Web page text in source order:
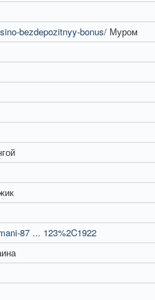
bezdepozitnyy-bonus/ Муром
87 ... 123%2C1922